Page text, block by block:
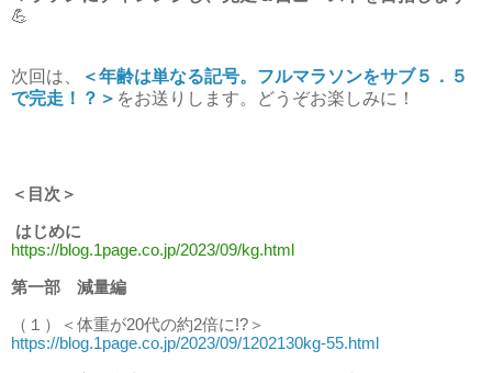
💪
次回は、
＜年齢は単なる記号。フルマラソンをサブ５．５
で完走！？＞ をお送りします。どうぞお楽しみに！
＜目次＞
はじめに
https://blog.1page.co.jp/2023/09/kg.html
第一部 減量編
（１）＜体重が20代の約2倍に!?＞
https://blog.1page.co.jp/2023/09/1202130kg-55.html